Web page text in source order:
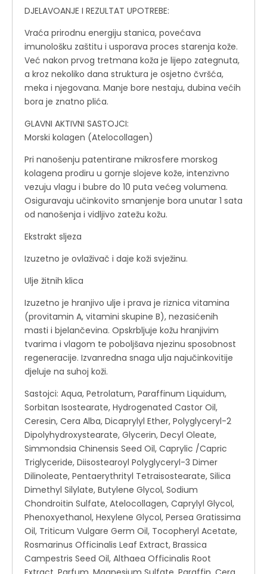
DJELAVOANJE I REZULTAT UPOTREBE:
Vraća prirodnu energiju stanica, povećava
imunološku zaštitu i usporava proces starenja kože.
Već nakon prvog tretmana koža je lijepo zategnuta,
a kroz nekoliko dana struktura je osjetno čvršća,
meka i njegovana. Manje bore nestaju, dubina većih
bora je znatno plića.
GLAVNI AKTIVNI SASTOJCI:
Morski kolagen (Atelocollagen)
Pri nanošenju patentirane mikrosfere morskog
kolagena prodiru u gornje slojeve kože, intenzivno
vezuju vlagu i bubre do 10 puta većeg volumena.
Osiguravaju učinkovito smanjenje bora unutar 1 sata
od nanošenja i vidljivo zatežu kožu.
Ekstrakt sljeza
Izuzetno je ovlaživač i daje koži svježinu.
Ulje žitnih klica
Izuzetno je hranjivo ulje i prava je riznica vitamina
(provitamin A, vitamini skupine B), nezasićenih
masti i bjelančevina. Opskrbljuje kožu hranjivim
tvarima i vlagom te poboljšava njezinu sposobnost
regeneracije. Izvanredna snaga ulja najučinkovitije
djeluje na suhoj koži.
Sastojci: Aqua, Petrolatum, Paraffinum Liquidum,
Sorbitan Isostearate, Hydrogenated Castor Oil,
Ceresin, Cera Alba, Dicaprylyl Ether, Polyglyceryl-2
Dipolyhydroxystearate, Glycerin, Decyl Oleate,
Simmondsia Chinensis Seed Oil, Caprylic /Capric
Triglyceride, Diisostearoyl Polyglyceryl-3 Dimer
Dilinoleate, Pentaerythrityl Tetraisostearate, Silica
Dimethyl Silylate, Butylene Glycol, Sodium
Chondroitin Sulfate, Atelocollagen, Caprylyl Glycol,
Phenoxyethanol, Hexylene Glycol, Persea Gratissima
Oil, Triticum Vulgare Germ Oil, Tocopheryl Acetate,
Rosmarinus Officinalis Leaf Extract, Brassica
Campestris Seed Oil, Althaea Officinalis Root